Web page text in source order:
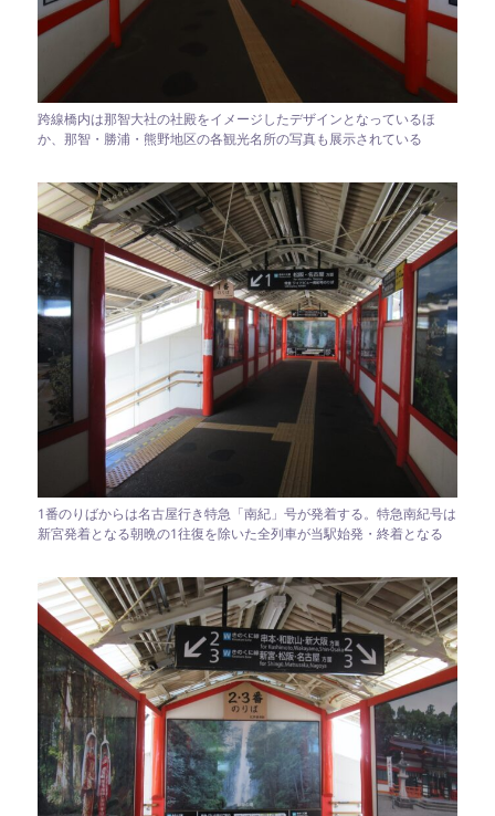
跨線橋内は那智大社の社殿をイメージしたデザインとなっているほ
か、那智・勝浦・熊野地区の各観光名所の写真も展示されている
1番のりばからは名古屋行き特急「南紀」号が発着する。特急南紀号は
新宮発着となる朝晩の1往復を除いた全列車が当駅始発・終着となる